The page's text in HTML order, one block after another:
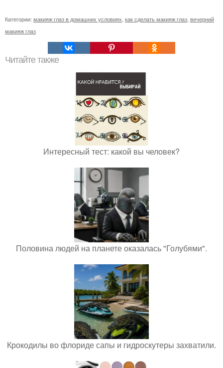
Категории: макияж глаз в домашних условиях как сделать макияж глаз вечерний
макияж глаз
Читайте также
Интересный тест: какой вы человек?
Половина людей на планете оказалась "Голубями".
Крокодилы во флориде сапы и гидроскутеры захватили.